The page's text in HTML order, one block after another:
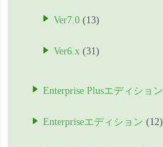
Ver7.0 (13)
Ver6.x (31)
Enterprise Plusエディション
Enterpriseエディション (12)